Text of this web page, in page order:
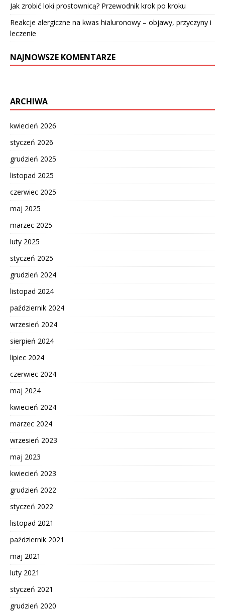
Jak zrobić loki prostownicą? Przewodnik krok po kroku
Reakcje alergiczne na kwas hialuronowy – objawy, przyczyny i
leczenie
NAJNOWSZE KOMENTARZE
ARCHIWA
kwiecień 2026
styczeń 2026
grudzień 2025
listopad 2025
czerwiec 2025
maj 2025
marzec 2025
luty 2025
styczeń 2025
grudzień 2024
listopad 2024
październik 2024
wrzesień 2024
sierpień 2024
lipiec 2024
czerwiec 2024
maj 2024
kwiecień 2024
marzec 2024
wrzesień 2023
maj 2023
kwiecień 2023
grudzień 2022
styczeń 2022
listopad 2021
październik 2021
maj 2021
luty 2021
styczeń 2021
grudzień 2020